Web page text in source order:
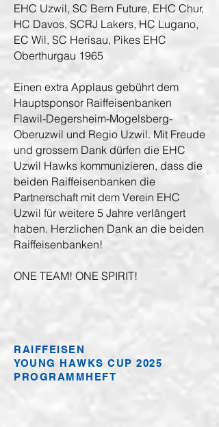
EHC Uzwil, SC Bern Future, EHC Chur,
HC Davos, SCRJ Lakers, HC Lugano,
EC Wil, SC Herisau, Pikes EHC
Oberthurgau 1965
Einen extra Applaus gebührt dem
Hauptsponsor Raiffeisenbanken
Flawil-Degersheim-Mogelsberg-
Oberuzwil und Regio Uzwil. Mit Freude
und grossem Dank dürfen die EHC
Uzwil Hawks kommunizieren, dass die
beiden Raiffeisenbanken die
Partnerschaft mit dem Verein EHC
Uzwil für weitere 5 Jahre verlängert
haben. Herzlichen Dank an die beiden
Raiffeisenbanken!
ONE TEAM! ONE SPIRIT!
RAIFFEISEN
YOUNG HAWKS CUP 2025
PROGRAMMHEFT